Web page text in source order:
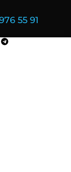
55 91